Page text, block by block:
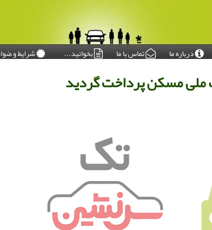
درباره ما تماس با ما بخوانید... شرایط و